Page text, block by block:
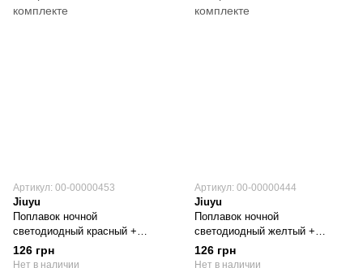
Артикул: 00-00000453
Jiuyu
Поплавок ночной
светодиодный красный +
батарейка CR425 в комплекте
126 грн
Нет в наличии
Артикул: 00-00000444
Jiuyu
Поплавок ночной
светодиодный желтый +
батарейка CR425 в комплекте
126 грн
Нет в наличии